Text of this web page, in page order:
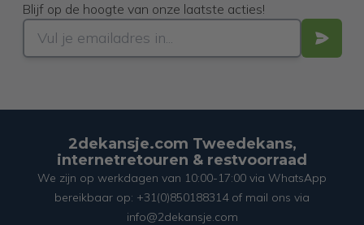
Blijf op de hoogte van onze laatste acties!
2dekansje.com Tweedekans,
internetretouren & restvoorraad
We zijn op werkdagen van 10:00-17:00 via WhatsApp
bereikbaar op: +31(0)850188314 of mail ons via
info@2dekansje.com